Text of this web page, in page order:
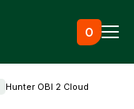
0
Hunter OBI 2 Cloud